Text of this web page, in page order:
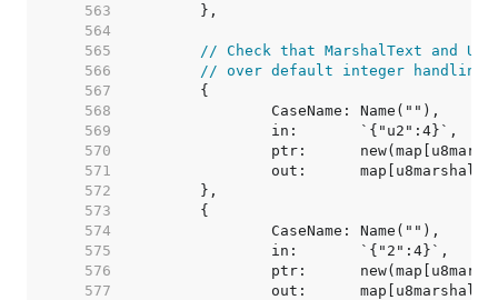
   563
   564
   565
// Check that MarshalText and
   566
// over default integer handling
   567
   568
   569
   570
   571
   572
   573
   574
   575
   576
   577